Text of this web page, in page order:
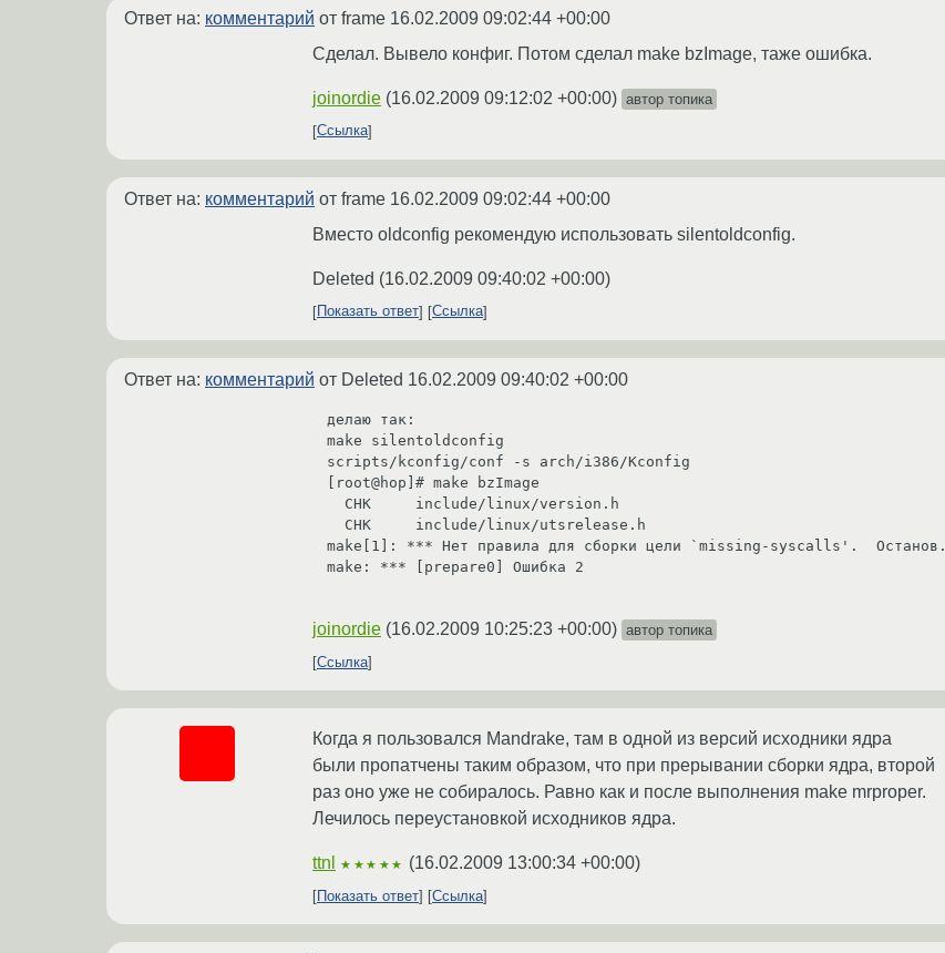
Ответ на: комментарий от frame 16.02.2009 09:02:44 +00:00
Сделал. Вывело конфиг. Потом сделал make bzImage, таже ошибка.
joinordie (16.02.2009 09:12:02 +00:00) автор топика
Ссылка
Ответ на: комментарий от frame 16.02.2009 09:02:44 +00:00
Вместо oldconfig рекомендую использовать silentoldconfig.
Deleted (16.02.2009 09:40:02 +00:00)
Показать ответ Ссылка
Ответ на: комментарий от Deleted 16.02.2009 09:40:02 +00:00
делаю так:
make silentoldconfig
scripts/kconfig/conf -s arch/i386/Kconfig
[root@hop]# make bzImage
make[1]: *** Нет правила для сборки цели `missing-syscalls'.  Останов.
make: *** [prepare0] Ошибка 2
joinordie (16.02.2009 10:25:23 +00:00) автор топика
Ссылка
Когда я пользовался Mandrake, там в одной из версий исходники ядра
были пропатчены таким образом, что при прерывании сборки ядра, второй
раз оно уже не собиралось. Равно как и после выполнения make mrproper.
Лечилось переустановкой исходников ядра.
ttnl ★★★★★ (16.02.2009 13:00:34 +00:00)
Показать ответ Ссылка